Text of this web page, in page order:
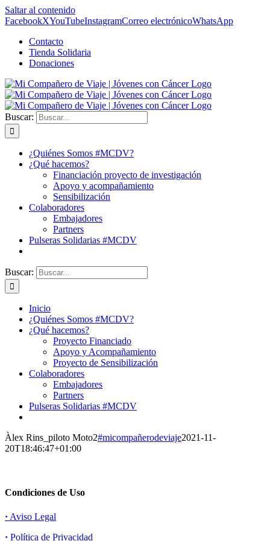
Saltar al contenido
FacebookXYouTubeInstagramCorreo electrónicoWhatsApp
Contacto
Tienda Solidaria
Donaciones
Buscar:
¿Quiénes Somos #MCDV?
¿Qué hacemos?
Financiación proyecto de investigación
Apoyo y acompañamiento
Sensibilización
Colaboradores
Embajadores
Partners
Pulseras Solidarias #MCDV
Buscar:
Inicio
¿Quiénes Somos #MCDV?
¿Qué hacemos?
Proyecto Financiado
Apoyo y Acompañamiento
Proyecto de Sensibilización
Colaboradores
Embajadores
Partners
Pulseras Solidarias #MCDV
Àlex Rins_piloto Moto2#micompañerodeviaje2021-11-
20T18:46:47+01:00
Condiciones de Uso
· Aviso Legal
· Política de Privacidad